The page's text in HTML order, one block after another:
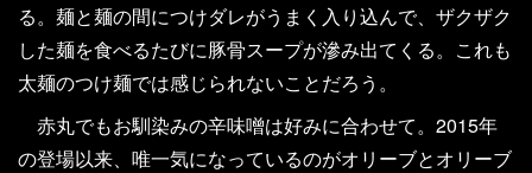
る。麺と麺の間につけダレがうまく入り込んで、ザクザク
した麺を食べるたびに豚骨スープが滲み出てくる。これも
太麺のつけ麺では感じられないことだろう。
赤丸でもお馴染みの辛味噌は好みに合わせて。2015年
の登場以来、唯一気になっているのがオリーブとオリーブ